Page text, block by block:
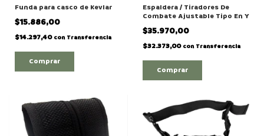
Funda para casco de Kevlar
$15.886,00
$14.297,40 con Transferencia
Comprar
Espaldera / Tiradores De
Combate Ajustable Tipo En Y
$35.970,00
$32.373,00 con Transferencia
Comprar